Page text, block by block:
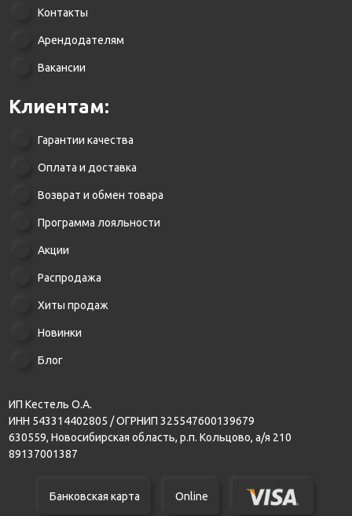
Контакты
Арендодателям
Вакансии
Клиентам:
Гарантии качества
Оплата и доставка
Возврат и обмен товара
Программа лояльности
Акции
Распродажа
Хиты продаж
Новинки
Блог
ИП Кестель О.А.
ИНН 543314402805 / ОГРНИП 325547600139679
630559, Новосибирская область, р.п. Кольцово, а/я 210
89137001387
Банковская карта Online